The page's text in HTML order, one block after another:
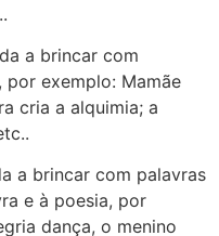
a brincar com
por exemplo: Mamãe
cria a alquimia; a
a brincar com palavras
e à poesia, por
dança, o menino